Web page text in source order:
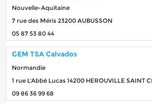
Nouvelle-Aquitaine
7 rue des Méris 23200 AUBUSSON
05 87 53 80 44
GEM TSA Calvados
Normandie
1 rue L'Abbé Lucas 14200 HEROUVILLE SAINT
09 86 36 99 68